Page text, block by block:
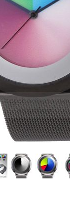
Doppelt antippen zum
vergrößern